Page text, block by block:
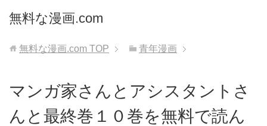
無料な漫画.com
無料な漫画.com TOP 青年漫画
マンガ家さんとアシスタントさ
んと最終巻１０巻を無料で読ん